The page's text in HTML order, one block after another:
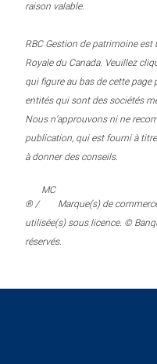
raison valable.
RBC Gestion de patrimoine
Royale du Canada. Veuillez
qui figure au bas de cette
entités qui sont des sociétés
Nous n’approuvons ni ne
publication, qui est fourni à
à donner des conseils.
® /
MC
Marque(s) de
utilisée(s) sous licence. ©
réservés.